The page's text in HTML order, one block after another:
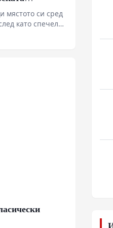
мястото си сред
като спечели
стои не